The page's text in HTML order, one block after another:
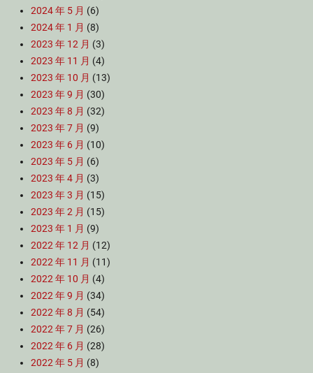
2024 年 5 月 (6)
2024 年 1 月 (8)
2023 年 12 月 (3)
2023 年 11 月 (4)
2023 年 10 月 (13)
2023 年 9 月 (30)
2023 年 8 月 (32)
2023 年 7 月 (9)
2023 年 6 月 (10)
2023 年 5 月 (6)
2023 年 4 月 (3)
2023 年 3 月 (15)
2023 年 2 月 (15)
2023 年 1 月 (9)
2022 年 12 月 (12)
2022 年 11 月 (11)
2022 年 10 月 (4)
2022 年 9 月 (34)
2022 年 8 月 (54)
2022 年 7 月 (26)
2022 年 6 月 (28)
2022 年 5 月 (8)